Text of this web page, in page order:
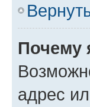
Почему
адрес